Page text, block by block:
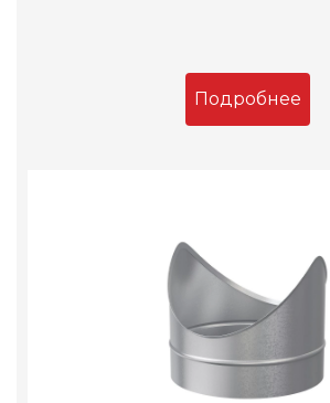
Подробнее